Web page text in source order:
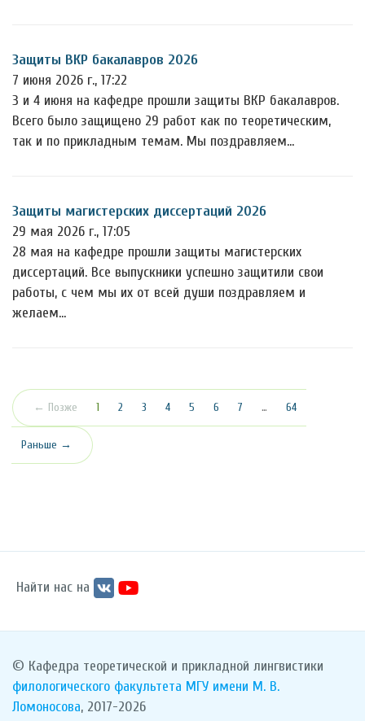
Защиты ВКР бакалавров 2026
7 июня 2026 г., 17:22
3 и 4 июня на кафедре прошли защиты ВКР бакалавров.
Всего было защищено 29 работ как по теоретическим,
так и по прикладным темам. Мы поздравляем…
Защиты магистерских диссертаций 2026
29 мая 2026 г., 17:05
28 мая на кафедре прошли защиты магистерских
диссертаций. Все выпускники успешно защитили свои
работы, с чем мы их от всей души поздравляем и
желаем…
← Позже 1 (текущая)
2 3 4 5 6 7 … 64
Раньше →
Найти нас на
© Кафедра теоретической и прикладной лингвистики
филологического факультета МГУ имени М. В.
Ломоносова, 2017-2026